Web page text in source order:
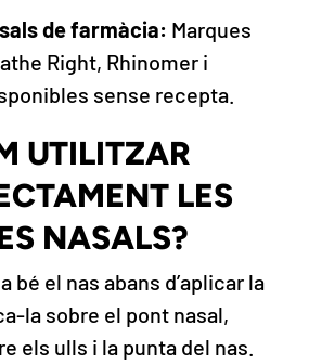
de farmàcia: Marques
Right, Rhinomer i
sense recepta.
UTILITZAR
LES
NASALS?
bé el nas abans d’aplicar la
la sobre el pont nasal,
els ulls i la punta del nas.